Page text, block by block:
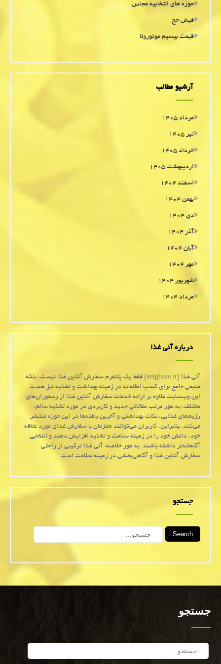
حوزه های انتخابیه مجلس
فیش حج
قیمت بیسیم موتورولا
آرشیو مطالب
مرداد ۱۴۰۵
تیر ۱۴۰۵
خرداد ۱۴۰۵
اردیبهشت ۱۴۰۵
اسفند ۱۴۰۴
بهمن ۱۴۰۴
دی ۱۴۰۴
آذر ۱۴۰۴
آبان ۱۴۰۴
مهر ۱۴۰۴
شهریور ۱۴۰۴
مرداد ۱۴۰۴
درباره آنی غذا
آنی غذا (anighaza.ir) فقط یک پلتفرم سفارش آنلاین غذا نیست، بلکه
منبعی جامع برای کسب اطلاعات در زمینه بهداشت و تغذیه نیز هست.
این وب‌سایت علاوه بر ارائه خدمات سفارش آنلاین غذا از رستوران‌های
مختلف، به طور مرتب مقالاتی جدید و کاربردی در مورد تغذیه سالم،
رژیم‌های غذایی، نکات بهداشتی و آخرین یافته‌ها در این حوزه منتشر
می‌کند. بنابراین، کاربران می‌توانند همزمان با سفارش غذای مورد علاقه
خود، دانش خود را در زمینه سلامت و تغذیه افزایش دهند و انتخابی
آگاهانه‌تر داشته باشند. به طور خلاصه، آنی غذا ترکیبی از راحتی
سفارش آنلاین غذا و آگاهی‌بخشی در زمینه سلامت است.
جستجو
Search
جستجو
Search